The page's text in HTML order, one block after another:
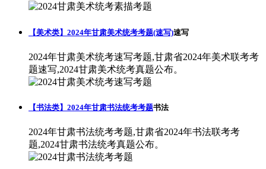
【美术类】2024年甘肃美术统考考题(速写)速写
2024年甘肃美术统考速写考题,甘肃省2024年美术联考考
题速写,2024甘肃美术统考真题公布。
【书法类】2024年甘肃书法统考考题书法
2024年甘肃书法统考考题,甘肃省2024年书法联考考
题,2024甘肃书法统考真题公布。